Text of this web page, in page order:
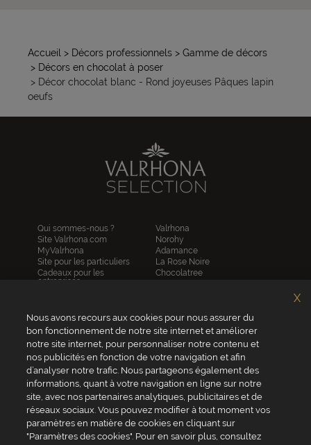
Accueil > Décors professionnels > Gamme de décors
> Décors en chocolat à poser
> Décor chocolat blanc - Rond joyeuses Pâques lapin
oeufs
Qui sommes-nous ?
Site Valrhona.com
MyValrhona
Site pour les particuliers
Cadeaux pour les
entreprises
Contactez-nous
Valrhona
Norohy
Adamance
La Rose Noire
Chocolatree
Republica del cacao
Service client
04 75 07 51 51
Du lundi au jeudi : 8h - 18h
Le vendredi : 8h - 17h
Nous avons recours aux cookies pour nous assurer du
bon fonctionnement de notre site internet et améliorer
notre site internet, pour personnaliser notre contenu et
nos publicités en fonction de votre navigation et afin
d’analyser notre trafic. Nous partageons également des
informations, quant à votre navigation en ligne sur notre
site, avec nos partenaires analytiques, publicitaires et de
réseaux sociaux. Vous pouvez modifier à tout moment vos
paramètres en matière de cookies en cliquant sur
"Paramètres des cookies". Pour en savoir plus, consultez
X